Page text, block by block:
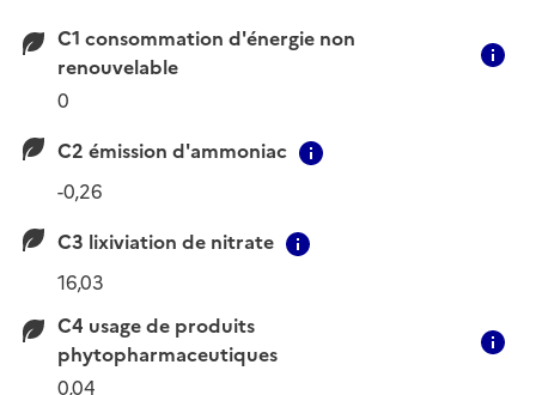
C1 consommation d'énergie non
renouvelable
0
C2 émission d'ammoniac
-0,26
C3 lixiviation de nitrate
16,03
C4 usage de produits
phytopharmaceutiques
0,04